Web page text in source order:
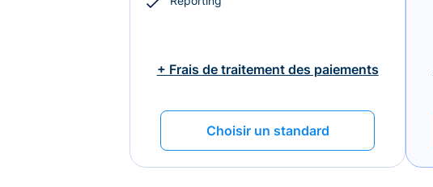
+ Frais de traitement des paiements
Choisir un standard